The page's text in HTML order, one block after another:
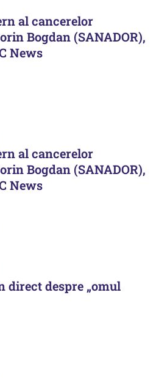
al cancerelor
Bogdan (SANADOR),
News
al cancerelor
Bogdan (SANADOR),
News
direct despre „omul